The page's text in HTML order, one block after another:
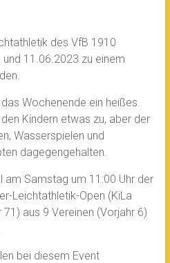
des VfB 1910
11.06.2023 zu einem
Wochenende ein heißes.
Kindern etwas zu, aber der
Wasserspielen und
dagegengehalten.
am Samstag um 11:00 Uhr der
Leichtathletik-Open (KiLa
aus 9 Vereinen (Vorjahr 6)
bei diesem Event